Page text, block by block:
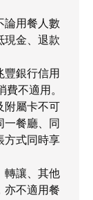
論用餐人數
現金、退款
豐銀行信用
不適用。
附屬卡不可
一餐廳、同
方式同時享
轉讓、其他
亦不適用餐